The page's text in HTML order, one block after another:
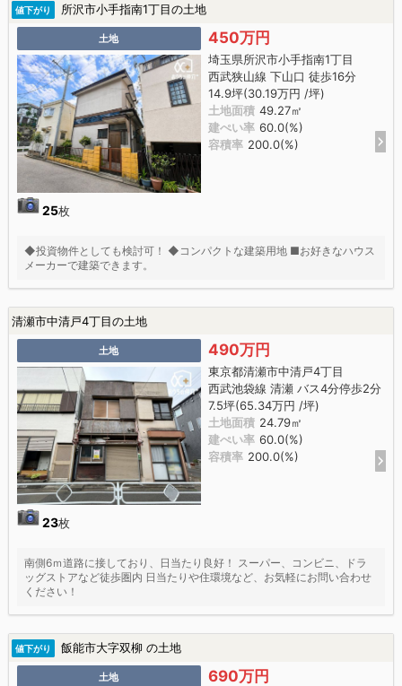
値下がり 所沢市小手指南1丁目の土地
土地
25枚
450万円
埼玉県所沢市小手指南1丁目
西武狭山線 下山口 徒歩16分
14.9坪(30.19万円 /坪)
土地面積 49.27㎡
建ぺい率 60.0(%)
容積率 200.0(%)
◆投資物件としても検討可！ ◆コンパクトな建築用地 ■お好きなハウス
メーカーで建築できます。
清瀬市中清戸4丁目の土地
土地
23枚
490万円
東京都清瀬市中清戸4丁目
西武池袋線 清瀬 バス4分停歩2分
7.5坪(65.34万円 /坪)
土地面積 24.79㎡
建ぺい率 60.0(%)
容積率 200.0(%)
南側6ｍ道路に接しており、日当たり良好！ スーパー、コンビニ、ドラ
ッグストアなど徒歩圏内 日当たりや住環境など、お気軽にお問い合わせ
ください！
値下がり 飯能市大字双柳 の土地
土地 690万円